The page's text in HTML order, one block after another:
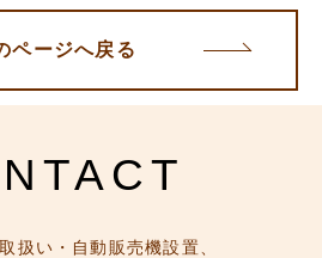
ページへ戻る
扱い・自動販売機設置、